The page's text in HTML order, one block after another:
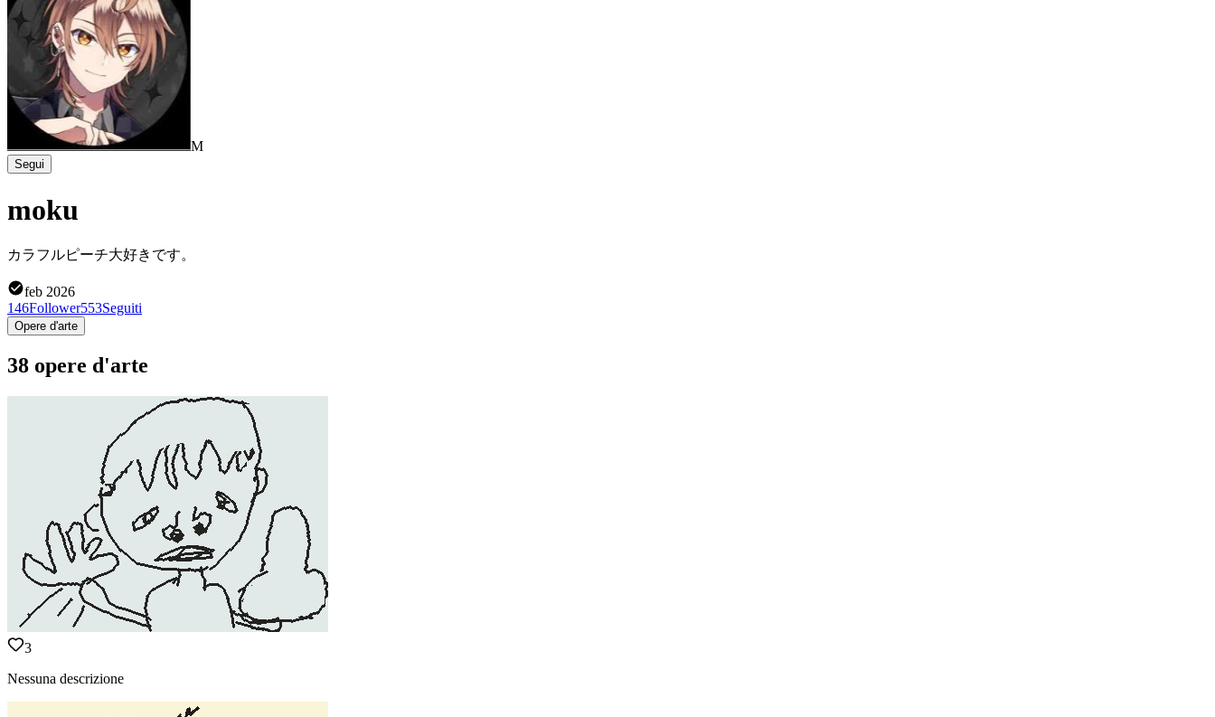
M
Segui
moku
カラフルピーチ大好きです。
feb 2026
146Follower553Seguiti
Opere d'arte
38 opere d'arte
3
Nessuna descrizione